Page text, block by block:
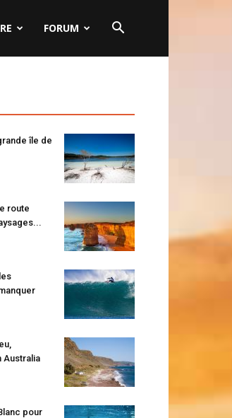
FORUM
île de
route
Australia
pour